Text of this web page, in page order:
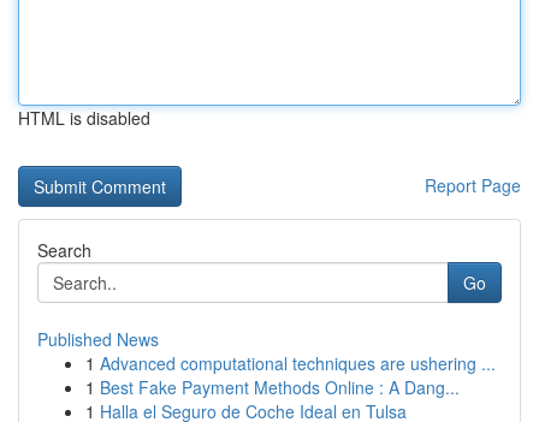
HTML is disabled
Report Page
Search
Go
Published News
1 Advanced computational techniques are ushering ...
1 Best Fake Payment Methods Online : A Dang...
1 Halla el Seguro de Coche Ideal en Tulsa